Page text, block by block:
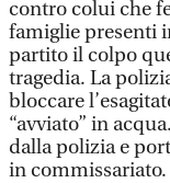
contro colui che
famiglie presenti
partito il colpo
tragedia. La
bloccare
“avviato” in
dalla polizia e
in commissariato.